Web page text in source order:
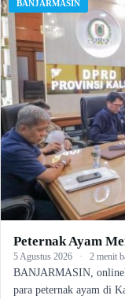
BANJARMASIN
Peternak Ayam
5 Agustus 2026 · 2 menit
BANJARMASIN,
para peternak ayam di